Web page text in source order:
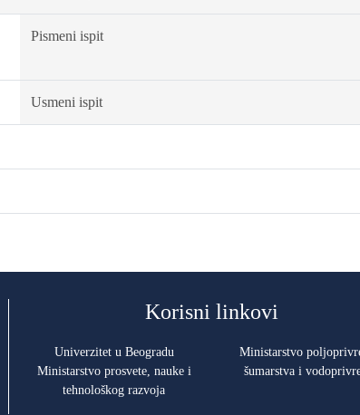
Pismeni ispit
Usmeni ispit
Korisni linkovi
Univerzitet u Beogradu
Ministarstvo prosvete, nauke i
tehnološkog razvoja
Ministarstvo
šumarstva i